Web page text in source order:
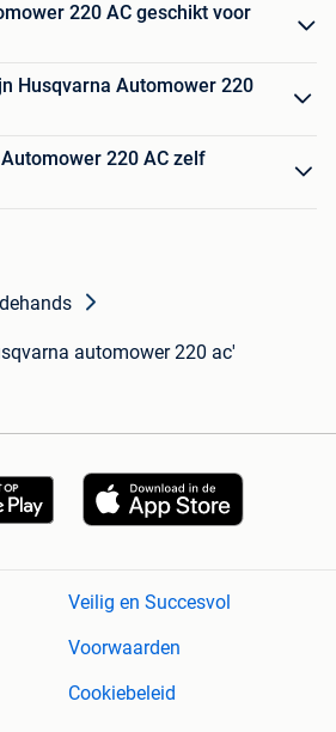
220 AC geschikt voor
Husqvarna Automower 220
220 AC zelf
automower 220 ac'
Veilig en Succesvol
Voorwaarden
Cookiebeleid